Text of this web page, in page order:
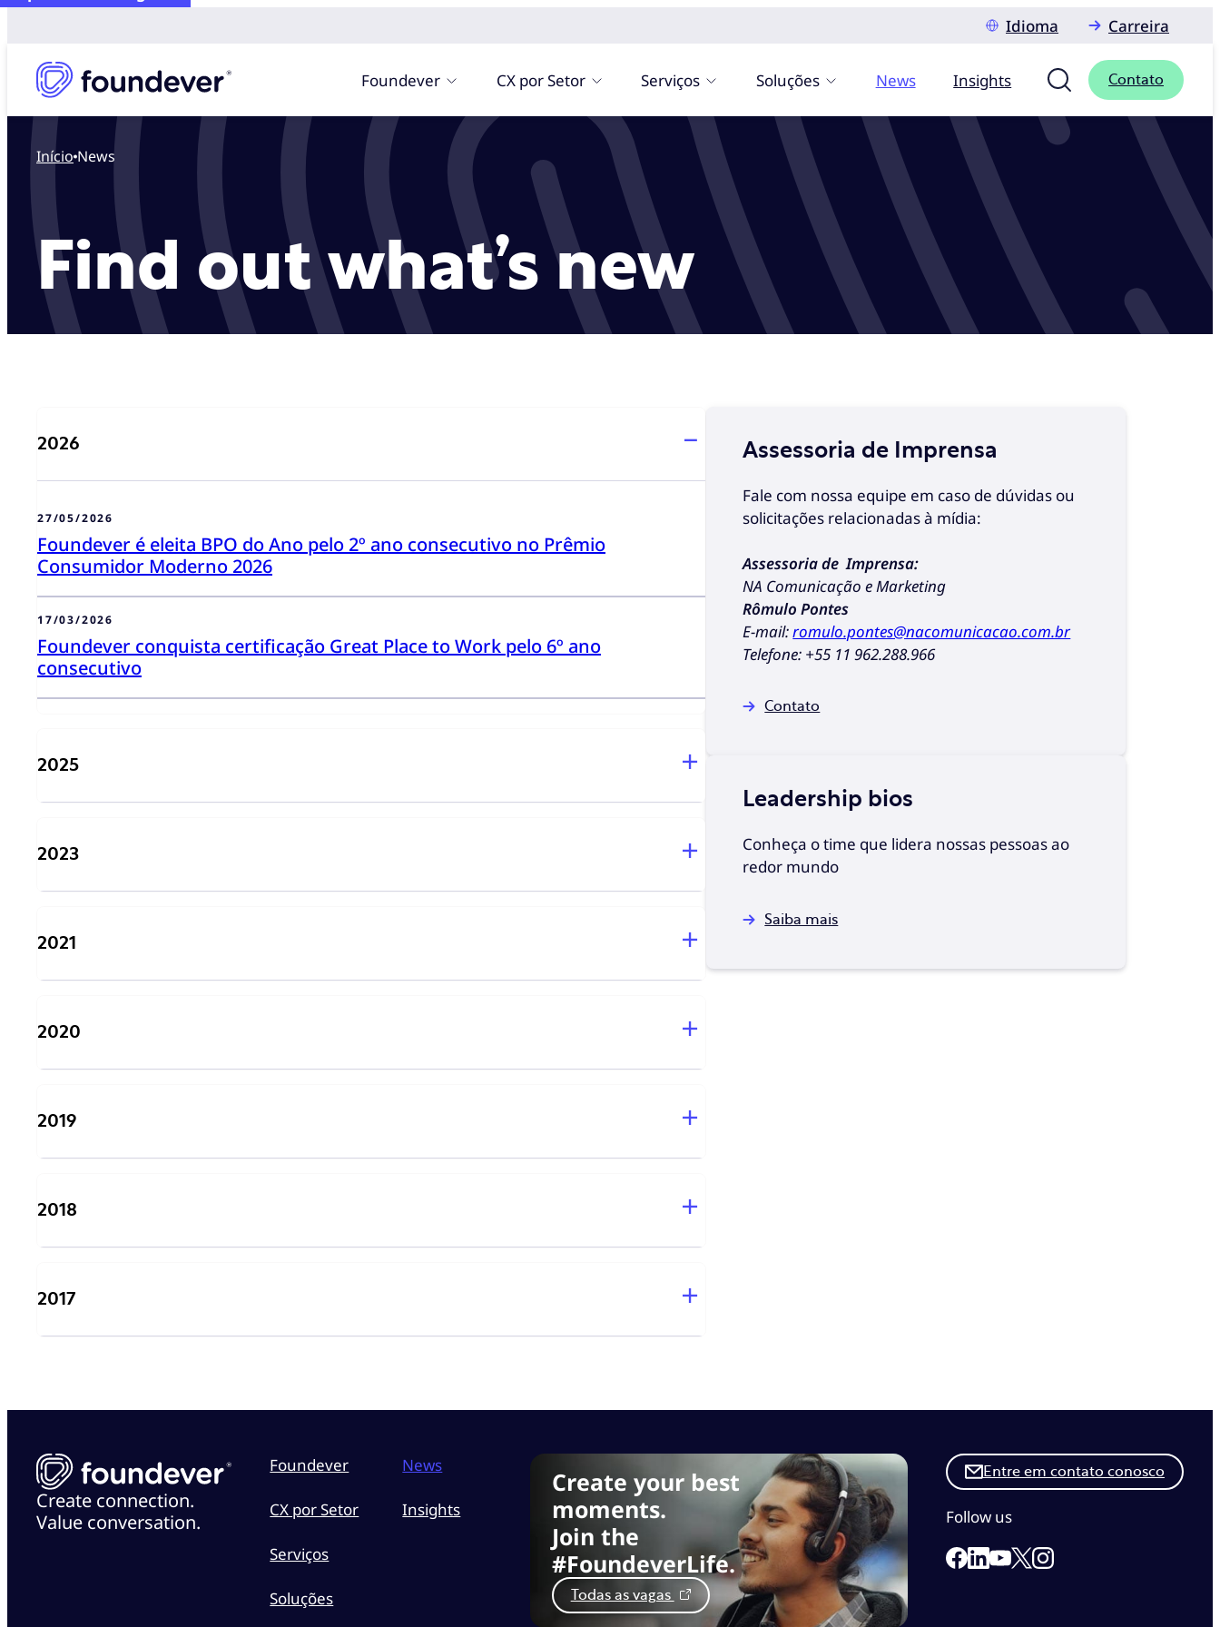
Idioma
Carreira
Foundever CX por Setor Serviços Soluções News Insights Contato
Início News
Find out what’s new
2026
27/05/2026
Foundever é eleita BPO do Ano pelo 2º ano consecutivo no Prêmio
Consumidor Moderno 2026
17/03/2026
Foundever conquista certificação Great Place to Work pelo 6º ano
consecutivo
2025
2023
2021
2020
2019
2018
2017
Assessoria de Imprensa
Fale com nossa equipe em caso de dúvidas ou
solicitações relacionadas à mídia:
Assessoria de Imprensa:
NA Comunicação e Marketing
Rômulo Pontes
E-mail:romulo.pontes@nacomunicacao.com.br
Telefone: +55 11 962.288.966
Contato
Leadership bios
Conheça o time que lidera nossas pessoas ao
redor mundo
Saiba mais
Create connection.
Value conversation.
Foundever
CX por Setor
Serviços
Soluções
News
Insights
Create your best
moments.
Join the
#FoundeverLife.
Todas as vagas
Entre em contato conosco
Follow us
Link to our Facebook page
Link to our Linkedin page
Link to our Youtube page
Link to our X page
Link to our Instagram